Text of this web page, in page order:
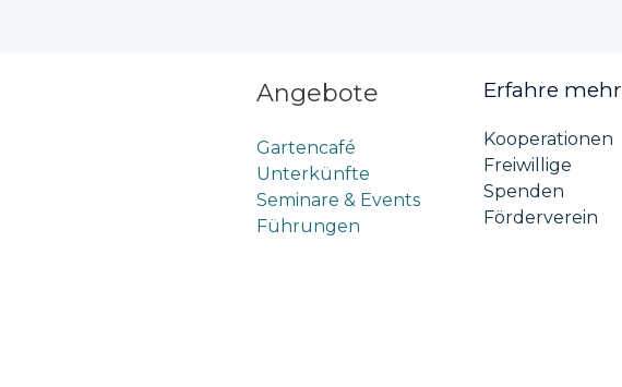
Angebote
Gartencafé
Unterkünfte
Seminare & Events
Führungen
Erfahre mehr
Kooperationen
Freiwillige
Spenden
Förderverein